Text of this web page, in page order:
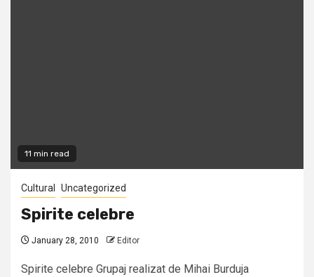
11 min read
Cultural Uncategorized
Spirite celebre
January 28, 2010 Editor
Spirite celebre Grupaj realizat de Mihai Burduja